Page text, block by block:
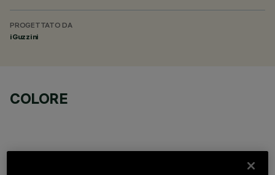
PROGETTATO DA
iGuzzini
COLORE